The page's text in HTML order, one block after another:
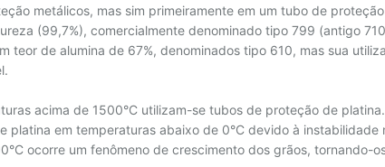
metálicos, mas sim primeiramente em um tubo de
(99,7%), comercialmente denominado tipo 799 (antigo
teor de alumina de 67%, denominados tipo 610, mas sua
acima de 1500°C utilizam-se tubos de proteção de
platina em temperaturas abaixo de 0°C devido à instabilidade
ocorre um fenômeno de crescimento dos grãos, tornando-